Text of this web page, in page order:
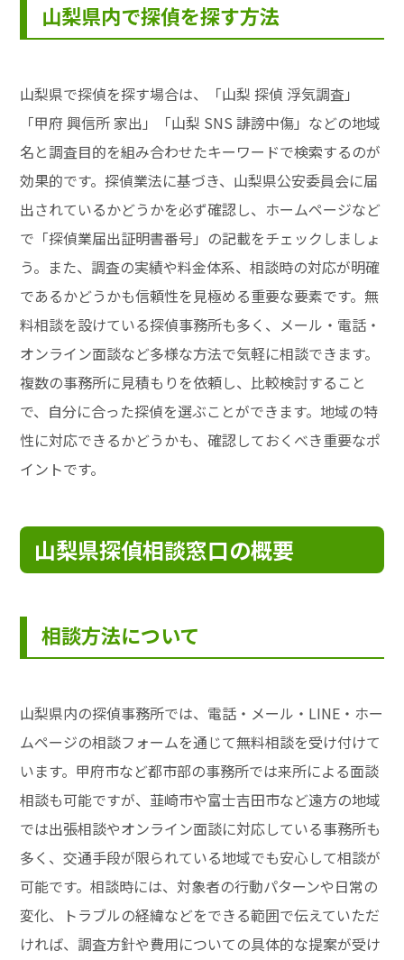
山梨県内で探偵を探す方法
山梨県で探偵を探す場合は、「山梨 探偵 浮気調査」
「甲府 興信所 家出」「山梨 SNS 誹謗中傷」などの地域
名と調査目的を組み合わせたキーワードで検索するのが
効果的です。探偵業法に基づき、山梨県公安委員会に届
出されているかどうかを必ず確認し、ホームページなど
で「探偵業届出証明書番号」の記載をチェックしましょ
う。また、調査の実績や料金体系、相談時の対応が明確
であるかどうかも信頼性を見極める重要な要素です。無
料相談を設けている探偵事務所も多く、メール・電話・
オンライン面談など多様な方法で気軽に相談できます。
複数の事務所に見積もりを依頼し、比較検討すること
で、自分に合った探偵を選ぶことができます。地域の特
性に対応できるかどうかも、確認しておくべき重要なポ
イントです。
山梨県探偵相談窓口の概要
相談方法について
山梨県内の探偵事務所では、電話・メール・LINE・ホー
ムページの相談フォームを通じて無料相談を受け付けて
います。甲府市など都市部の事務所では来所による面談
相談も可能ですが、韮崎市や富士吉田市など遠方の地域
では出張相談やオンライン面談に対応している事務所も
多く、交通手段が限られている地域でも安心して相談が
可能です。相談時には、対象者の行動パターンや日常の
変化、トラブルの経緯などをできる範囲で伝えていただ
ければ、調査方針や費用についての具体的な提案が受け